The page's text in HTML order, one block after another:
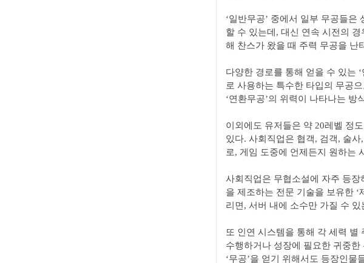
‘일반무공’ 중에서 일부 무공들
할 수 있는데, 대신 연속 시전의
해 찬스가 왔을 때 주력 무공을 난
다양한 경로를 통해 얻을 수 있는
로 사용하는 특수한 타입의 무공
‘연환무공’의 위력이 나타나는 방
이외에도 유저들은 약 20레벨 정
있다. 사회직업은 협객, 검객, 술
로, 게임 도중에 언제든지 원하는
사회직업은 무협소설에 자주 등장
을 제조하는 전문 기술을 보유한
리면, 서버 내에 소수만 가질 수
또 인연 시스템을 통해 각 세력 별
수행하거나 성장에 필요한 귀중
‘무공’을 얻기 위해서도 등장인물